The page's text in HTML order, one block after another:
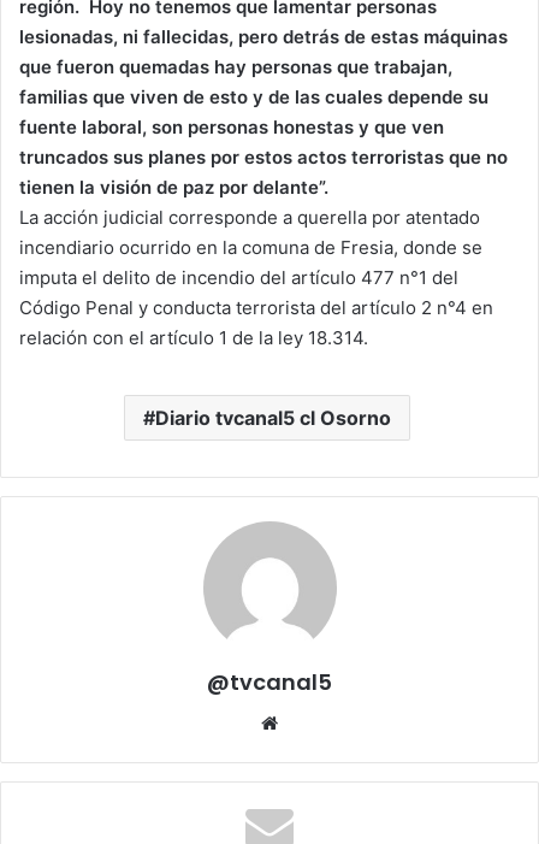
región. Hoy no tenemos que lamentar personas
lesionadas, ni fallecidas, pero detrás de estas máquinas
que fueron quemadas hay personas que trabajan,
familias que viven de esto y de las cuales depende su
fuente laboral, son personas honestas y que ven
truncados sus planes por estos actos terroristas que no
tienen la visión de paz por delante”.
La acción judicial corresponde a querella por atentado
incendiario ocurrido en la comuna de Fresia, donde se
imputa el delito de incendio del artículo 477 n°1 del
Código Penal y conducta terrorista del artículo 2 n°4 en
relación con el artículo 1 de la ley 18.314.
Diario tvcanal5 cl Osorno
@tvcanal5